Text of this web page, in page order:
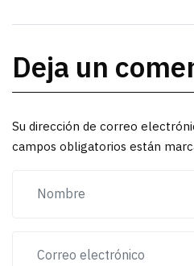
Deja un
Su dirección de correo
campos obligatorios están